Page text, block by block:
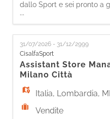
dallo Sport e sei pronto a
partita lavorando per
essere la persona giusta
di DEPARTMENT
Superstore! Le tue
allo Store Manager: -
efficacemente con il tuo
sulle
...
31/07/2026 - 31/12/2999
CisalfaSport
Assistant Store
Milano Città
Italia, Lombardia,
Vendite